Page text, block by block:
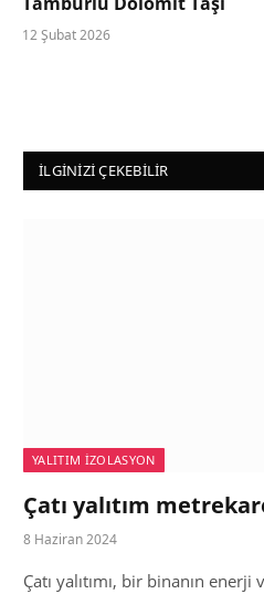
12 Şubat 2026
İLGINIZI ÇEKEBILIR
YALITIM İZOLASYON
Çatı yalıtım
8 Haziran 2024
Çatı yalıtımı, bir binanın